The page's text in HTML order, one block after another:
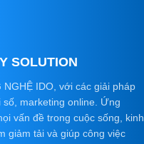
SOLUTION
NGHỆ IDO, với các giải pháp
marketing online. Ứng
vấn đề trong cuộc sống, kinh
giảm tải và giúp công việc